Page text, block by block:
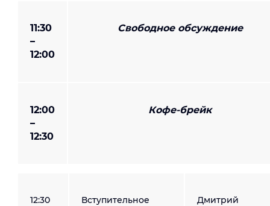
11:30
–
12:00
Свободное обсуждение
12:00
–
12:30
Кофе-брейк
12:30
Вступительное
Дмитрий